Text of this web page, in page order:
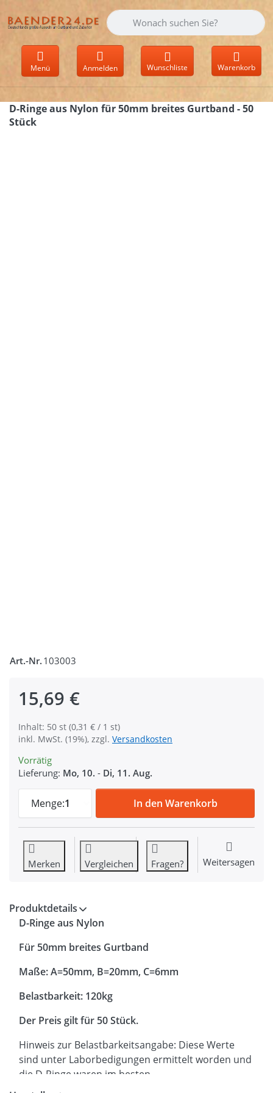
Geben Sie einen Suchbegriff ein.
Menü Anmelden Wunschliste Warenkorb
D-Ringe aus Nylon für 50mm breites Gurtband - 50
Stück
Art.-Nr. 103003
15,69 €
Inhalt: 50 st (0,31 € / 1 st)
inkl. MwSt. (19%), zzgl. Versandkosten
Vorrätig
Lieferung: Mo, 10. - Di, 11. Aug.
Menge:1
D-Ringe aus Nylon für 50mm breites
In den Warenkorb
Merken Vergleichen Fragen? Weitersagen
Produktdetails
D-Ringe aus Nylon
Für 50mm breites Gurtband
Maße: A=50mm, B=20mm, C=6mm
Belastbarkeit: 120kg
Der Preis gilt für 50 Stück.
Hinweis zur Belastbarkeitsangabe: Diese Werte
sind unter Laborbedigungen ermittelt worden und
die D-Ringe waren im besten
Konditionierungszustand. Daher bitte diese Werte